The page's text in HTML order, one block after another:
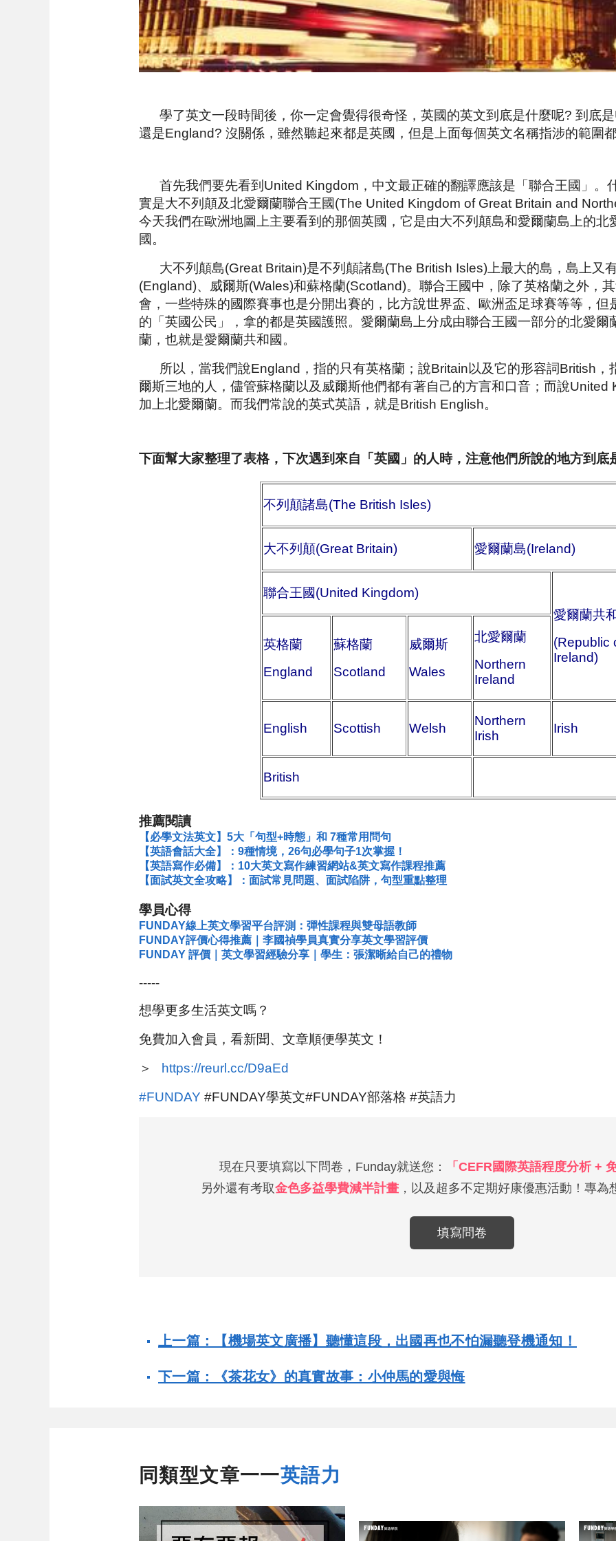
學了英文一段時間後，你一定會覺得很奇怪，英國的英文到底是什麼呢? 到底
還是England? 沒關係，雖然聽起來都是英國，但是上面每個英文名稱指涉的範圍
首先我們要先看到United Kingdom，中文最正確的翻譯應該是「聯合王國」。
實是大不列顛及北愛爾蘭聯合王國(The United Kingdom of Great Britain and
今天我們在歐洲地圖上主要看到的那個英國，它是由大不列顛島和愛爾蘭島上的北
國。
大不列顛島(Great Britain)是不列顛諸島(The British Isles)上最大的島，島上又
(England)、威爾斯(Wales)和蘇格蘭(Scotland)。聯合王國中，除了英格蘭之外，
會，一些特殊的國際賽事也是分開出賽的，比方說世界盃、歐洲盃足球賽等等，但
的「英國公民」，拿的都是英國護照。愛爾蘭島上分成由聯合王國一部分的北愛爾
蘭，也就是愛爾蘭共和國。
所以，當我們說England，指的只有英格蘭；說Britain以及它的形容詞British，
爾斯三地的人，儘管蘇格蘭以及威爾斯他們都有著自己的方言和口音；而說United
加上北愛爾蘭。而我們常說的英式英語，就是British English。
下面幫大家整理了表格，下次遇到來自「英國」的人時，注意他們所說的地方到底
不列顛諸島(The British Isles)
大不列顛(Great Britain) 愛爾蘭島(Ireland)
聯合王國(United Kingdom)
愛爾蘭共
(Republic
Ireland)
英格蘭
England
蘇格蘭
Scotland
威爾斯
Wales
北愛爾蘭
Northern
Ireland
English Scottish Welsh
Northern
Irish
Irish
British
推薦閱讀
【必學文法英文】5大「句型+時態」和 7種常用問句
【英語會話大全】：9種情境，26句必學句子1次掌握！
【英語寫作必備】：10大英文寫作練習網站&英文寫作課程推薦
【面試英文全攻略】：面試常見問題、面試陷阱，句型重點整理
學員心得
FUNDAY線上英文學習平台評測：彈性課程與雙母語教師
FUNDAY評價心得推薦｜李國禎學員真實分享英文學習評價
FUNDAY 評價｜英文學習經驗分享｜學生：張潔晰給自己的禮物
-----
想學更多生活英文嗎？
免費加入會員，看新聞、文章順便學英文！
＞⠀ https://reurl.cc/D9aEd
#FUNDAY #FUNDAY學英文#FUNDAY部落格 #英語力
現在只要填寫以下問卷，Funday就送您：
「CEFR國際英語程度分析 +
另外還有考取金色多益學費減半計畫，以及超多不定期好康優惠活動！專為
填寫問卷
上一篇：【機場英文廣播】聽懂這段，出國再也不怕漏聽登機通知！
下一篇：《茶花女》的真實故事：小仲馬的愛與悔
同類型文章一一英語力